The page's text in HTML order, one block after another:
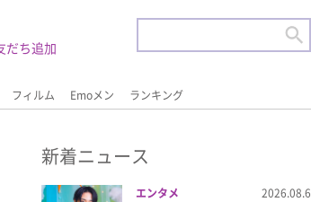
フィルム Emoメン ランキング
だち追加
新着ニュース
エンタメ 2026.08.6